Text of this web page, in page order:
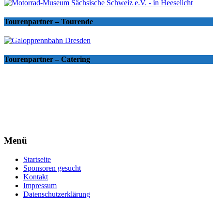
Tourenpartner – Tourende
Tourenpartner – Catering
Menü
Startseite
Sponsoren gesucht
Kontakt
Impressum
Datenschutzerklärung